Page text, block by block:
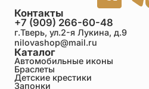
Каталог
Автомобильные иконы
Браслеты
Детские крестики
Запонки
Контакты
+7 (909) 266-60-48
г.Тверь, ул.2-я Лукина, д.9
nilovashop@mail.ru